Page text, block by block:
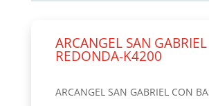
ARCANGEL SAN
REDONDA-K4200
ARCANGEL SAN GABRIEL CON